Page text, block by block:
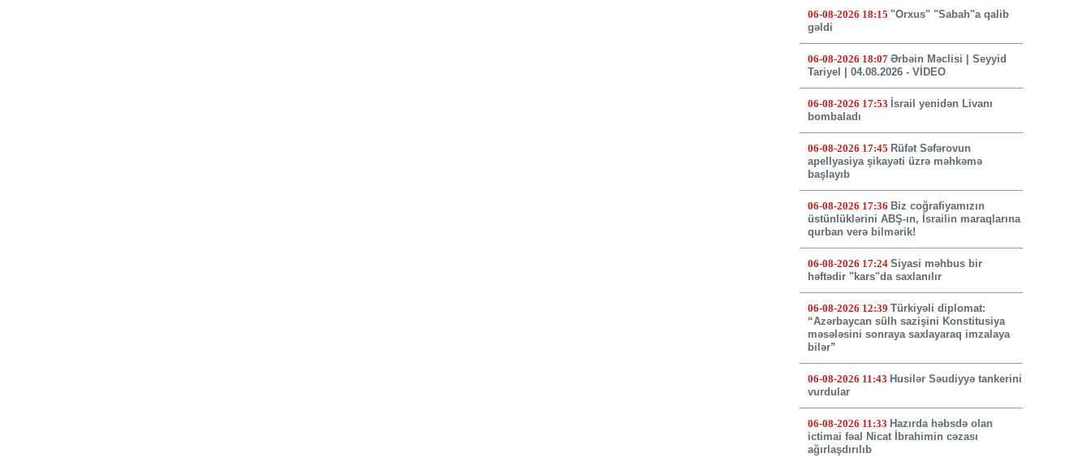
06-08-2026 18:15 "Orxus" "Sabah"a qalib
gəldi
06-08-2026 18:07 Ərbəin Məclisi | Seyyid
Tariyel | 04.08.2026 - VİDEO
06-08-2026 17:53 İsrail yenidən Livanı
bombaladı
06-08-2026 17:45 Rüfət Səfərovun
apellyasiya şikayəti üzrə məhkəmə
başlayıb
06-08-2026 17:36 Biz coğrafiyamızın
üstünlüklərini ABŞ-ın, İsrailin maraqlarına
qurban verə bilmərik!
06-08-2026 17:24 Siyasi məhbus bir
həftədir "kars"da saxlanılır
06-08-2026 12:39 Türkiyəli diplomat:
“Azərbaycan sülh sazişini Konstitusiya
məsələsini sonraya saxlayaraq imzalaya
bilər”
06-08-2026 11:43 Husilər Səudiyyə tankerini
vurdular
06-08-2026 11:33 Hazırda həbsdə olan
ictimai fəal Nicat İbrahimin cəzası
ağırlaşdırılıb